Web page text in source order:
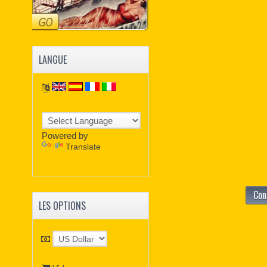
LANGUE
Powered by
Translate
LES OPTIONS